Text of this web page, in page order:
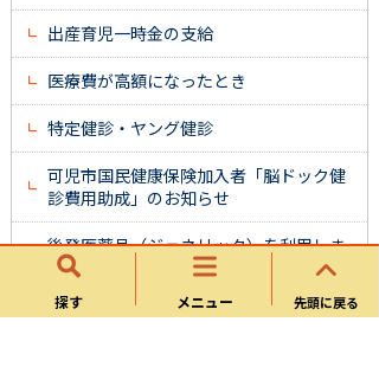
探す メニュー 先頭に戻る
出産育児一時金の支給
医療費が高額になったとき
特定健診・ヤング健診
可児市国民健康保険加入者「脳ドック健
診費用助成」のお知らせ
後発医薬品（ジェネリック）を利用しま
しょう
リフィル処方せんについて